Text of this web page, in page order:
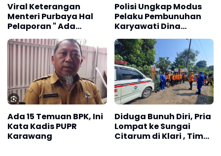
Viral Keterangan
Menteri Purbaya Hal
Pelaporan " Ada
Kemplangan Pajak " di
Karawang, Askun
Sayangkan Sikap KPP
Pratama, Begini
Kronologisnya
Polisi Ungkap Modus
Pelaku Pembunuhan
Karyawati Dina
Oktaviani di Tol
Cipularang
Ada 15 Temuan BPK, Ini
Kata Kadis PUPR
Karawang
Diduga Bunuh Diri, Pria
Lompat ke Sungai
Citarum di Klari , Tim